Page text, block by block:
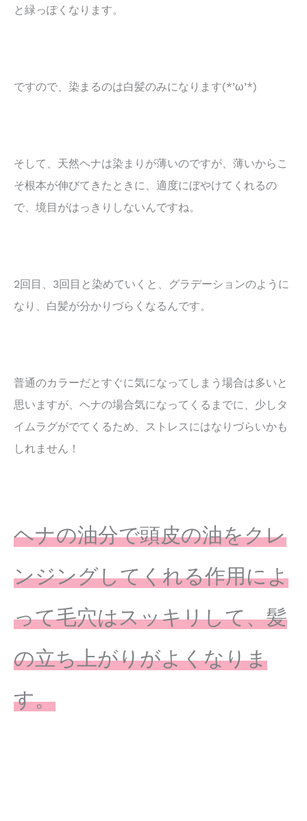
と緑っぽくなります。
ですので、染まるのは白髪のみになります(*’ω’*)
そして、天然ヘナは染まりが薄いのですが、薄いからこ
そ根本が伸びてきたときに、適度にぼやけてくれるの
で、境目がはっきりしないんですね。
2回目、3回目と染めていくと、グラデーションのように
なり、白髪が分かりづらくなるんです。
普通のカラーだとすぐに気になってしまう場合は多いと
思いますが、ヘナの場合気になってくるまでに、少しタ
イムラグがでてくるため、ストレスにはなりづらいかも
しれません！
ヘナの油分で頭皮の油をクレ
ンジングしてくれる作用によ
って毛穴はスッキリして、髪
の立ち上がりがよくなりま
す。